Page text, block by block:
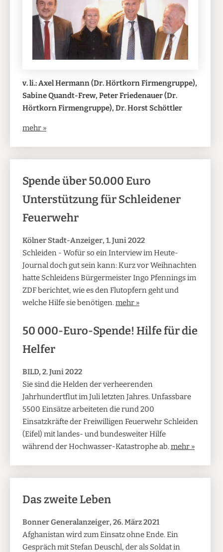
v. li.: Axel Hermann (Dr. Hörtkorn Firmengruppe),
Sabine Quandt-Frew, Peter Friedenauer (Dr.
Hörtkorn Firmengruppe), Dr. Horst Schöttler
mehr »
Spende über 50.000 Euro
Unterstützung für Schleidener
Feuerwehr
Kölner Stadt-Anzeiger, 1. Juni 2022
Schleiden - Wofür so ein Interview im Heute-
Journal doch gut sein kann: Kurz vor Weihnachten
hatte Schleidens Bürgermeister Ingo Pfennings im
ZDF berichtet, wie es den Flutopfern geht und
welche Hilfe sie benötigen.mehr »
50 000-Euro-Spende! Hilfe für die
Helfer
BILD, 2. Juni 2022
Sie sind die Helden der verheerenden
Jahrhundertflut im Juli letzten Jahres. Unfassbare
5500 Einsätze arbeiteten die rund 200
Einsatzkräfte der Freiwilligen Feuerwehr Schleiden
(Eifel) mit landes- und bundesweiter Hilfe
während der Hochwasser-Katastrophe ab.mehr »
Das zweite Leben
Bonner Generalanzeiger, 26. März 2021
Afghanistan wird zum Einsatz ohne Ende. Ein
Gespräch mit Stefan Deuschl, der als Soldat in